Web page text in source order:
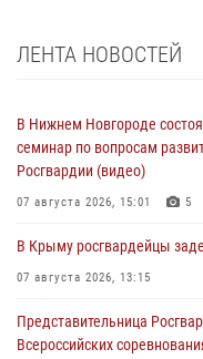
ЛЕНТА НОВОСТЕЙ
В Нижнем Новгороде
семинар по вопросам
Росгвардии (видео)
07 августа 2026, 15:01 5
В Крыму росгвардейцы
07 августа 2026, 13:15
Представительница
Всероссийских